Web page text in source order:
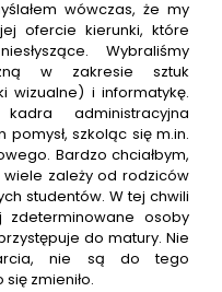
wówczas, że my
ofercie kierunki, które
Wybraliśmy
w zakresie sztuk
wizualne) i informatykę.
administracyjna
szkoląc się m.in.
Bardzo chciałbym,
wiele zależy od rodziców
studentów. W tej chwili
osoby
do matury. Nie
nie są do tego
zmieniło.